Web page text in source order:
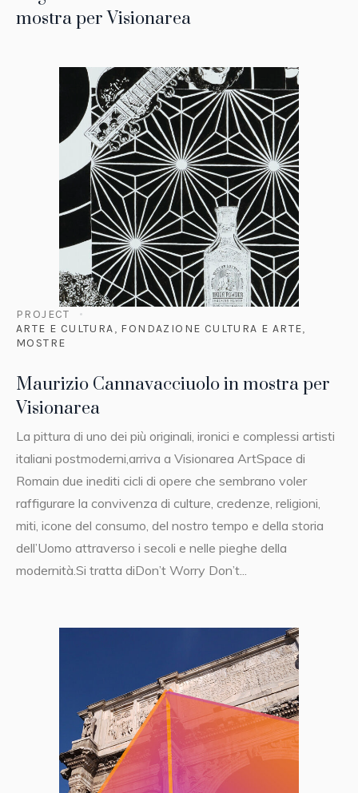
mostra per Visionarea
PROJECT
ARTE E CULTURA, FONDAZIONE CULTURA E ARTE,
MOSTRE
Maurizio Cannavacciuolo in mostra per
Visionarea
La pittura di uno dei più originali, ironici e complessi artisti
italiani postmoderni,arriva a Visionarea ArtSpace di
Romain due inediti cicli di opere che sembrano voler
raffigurare la convivenza di culture, credenze, religioni,
miti, icone del consumo, del nostro tempo e della storia
dell’Uomo attraverso i secoli e nelle pieghe della
modernità.Si tratta diDon’t Worry Don’t...